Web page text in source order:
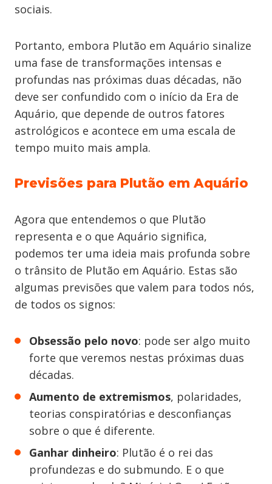
sociais.
Portanto, embora Plutão em Aquário sinalize
uma fase de transformações intensas e
profundas nas próximas duas décadas, não
deve ser confundido com o início da Era de
Aquário, que depende de outros fatores
astrológicos e acontece em uma escala de
tempo muito mais ampla.
Previsões para Plutão em Aquário
Agora que entendemos o que Plutão
representa e o que Aquário significa,
podemos ter uma ideia mais profunda sobre
o trânsito de Plutão em Aquário. Estas são
algumas previsões que valem para todos nós,
de todos os signos:
Obsessão pelo novo: pode ser algo muito
forte que veremos nestas próximas duas
décadas.
Aumento de extremismos, polaridades,
teorias conspiratórias e desconfianças
sobre o que é diferente.
Ganhar dinheiro: Plutão é o rei das
profundezas e do submundo. E o que